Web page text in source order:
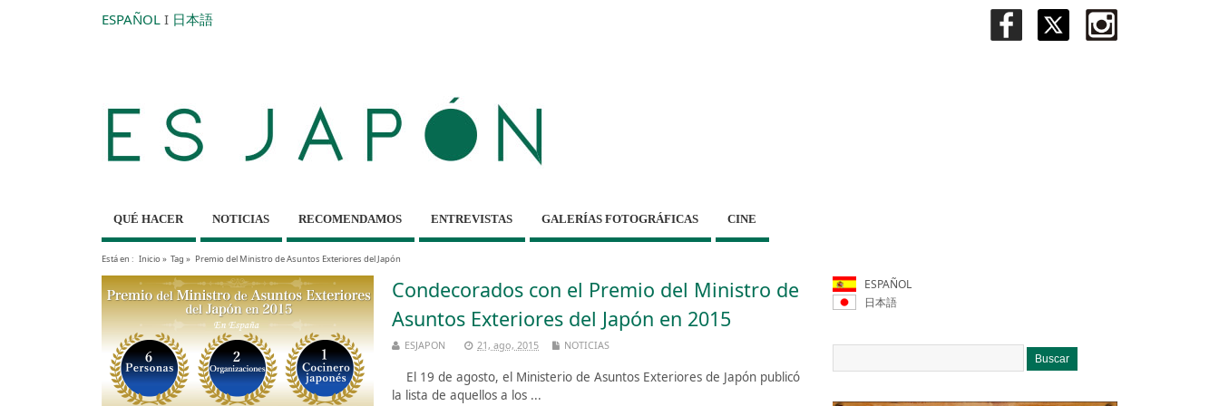
ESPAÑOL I 日本語
QUÉ HACER NOTICIAS RECOMENDAMOS ENTREVISTAS GALERÍAS FOTOGRÁFICAS CINE
Está en : Inicio» Tag » Premio del Ministro de Asuntos Exteriores del Japón
Condecorados con el Premio del Ministro de
Asuntos Exteriores del Japón en 2015
ESJAPON 21, ago, 2015 NOTICIAS
El 19 de agosto, el Ministerio de Asuntos Exteriores de Japón publicó
la lista de aquellos a los ...
ESPAÑOL
日本語